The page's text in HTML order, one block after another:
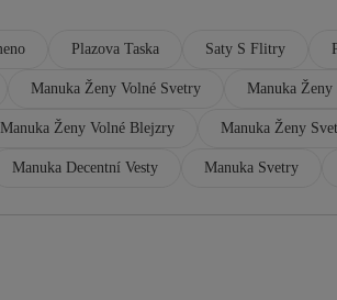
Plazova Taska Saty S Flitry
Manuka Ženy Volné Svetry Manuka
Manuka Ženy Volné Blejzry Manuka Ženy
Manuka Decentní Vesty Manuka Svetry